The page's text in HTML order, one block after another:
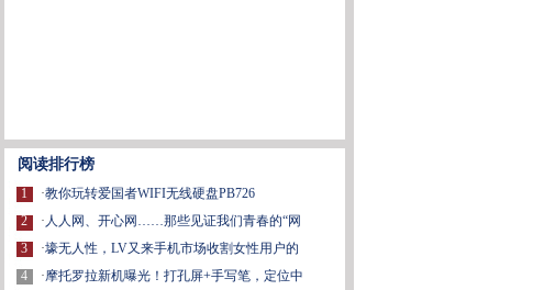
阅读排行榜
1
2
3
4
·教你玩转爱国者WIFI无线硬盘PB726
· 人人网、开心网……那些见证我们青春的“网
·壕无人性，LV又来手机市场收割女性用户的
·摩托罗拉新机曝光！打孔屏+手写笔，定位中